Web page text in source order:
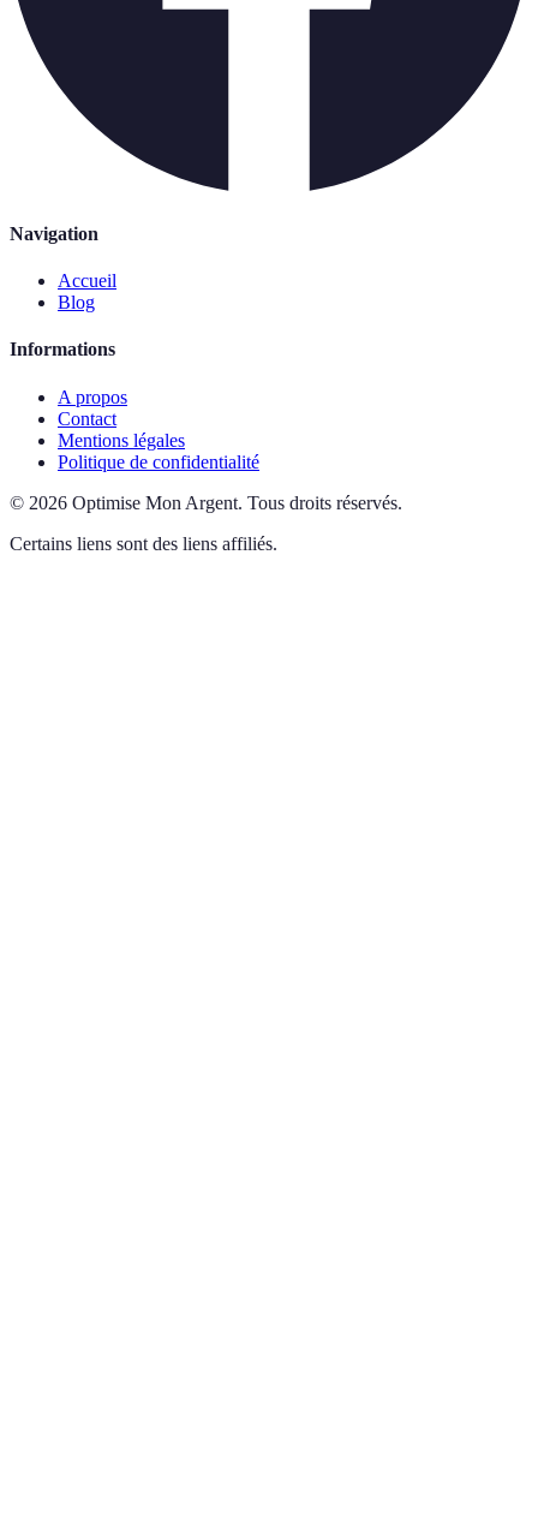
Navigation
Accueil
Blog
Informations
A propos
Contact
Mentions légales
Politique de confidentialité
© 2026 Optimise Mon Argent. Tous droits réservés.
Certains liens sont des liens affiliés.